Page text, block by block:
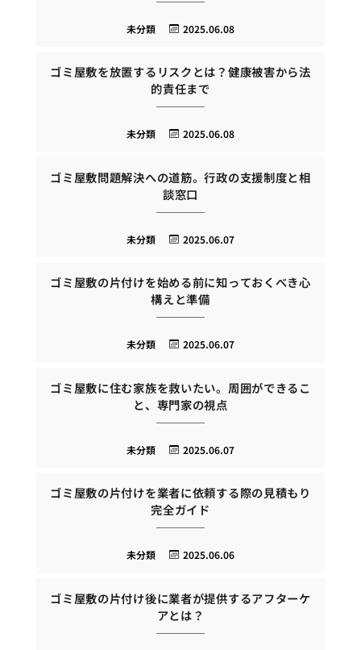
2025.06.08
未分類
ゴミ屋敷を放置するリスクとは？健康被害から法
的責任まで
2025.06.08
未分類
ゴミ屋敷問題解決への道筋。行政の支援制度と相
談窓口
2025.06.07
未分類
ゴミ屋敷の片付けを始める前に知っておくべき心
構えと準備
2025.06.07
未分類
ゴミ屋敷に住む家族を救いたい。周囲ができるこ
と、専門家の視点
2025.06.07
未分類
ゴミ屋敷の片付けを業者に依頼する際の見積もり
完全ガイド
2025.06.06
未分類
ゴミ屋敷の片付け後に業者が提供するアフターケ
アとは？